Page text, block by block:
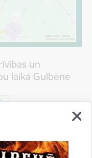
un
laikā Gulbenē